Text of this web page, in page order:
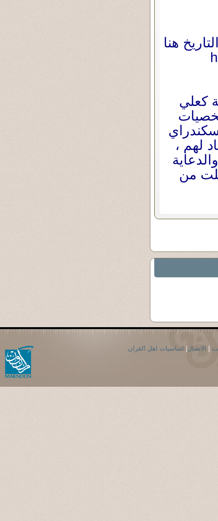
هنا
كعلي
وشخصيات
لهم ،
من
| الاتصال| اساسيات اهل القران